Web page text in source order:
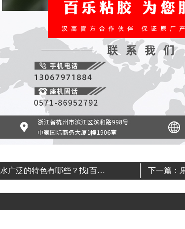
广泛的特色有哪些？找[百乐
下一篇：